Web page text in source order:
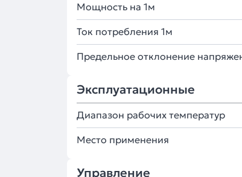
Мощность на 1м
Ток потребления 1м
Предельное отклонение
Эксплуатационные
Диапазон рабочих температур
Место применения
Управление